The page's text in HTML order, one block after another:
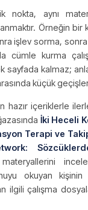
nokta, aynı
Örneğin bir
işlev sorma,
cümle kurma
sayfada kalmaz;
küçük geçişler
hazır içeriklerle
İki Heceli
Terapi ve
okuyan
ilgili çalışma